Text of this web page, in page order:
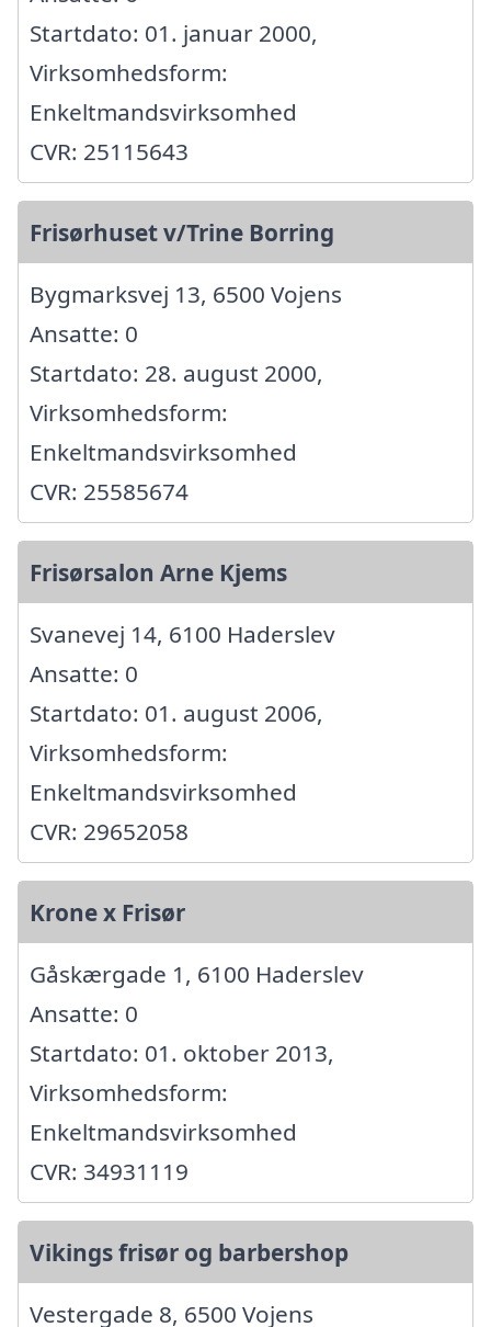
Startdato: 01. januar 2000,
Virksomhedsform:
Enkeltmandsvirksomhed
CVR: 25115643
Frisørhuset v/Trine Borring
Bygmarksvej 13, 6500 Vojens
Ansatte: 0
Startdato: 28. august 2000,
Virksomhedsform:
Enkeltmandsvirksomhed
CVR: 25585674
Frisørsalon Arne Kjems
Svanevej 14, 6100 Haderslev
Ansatte: 0
Startdato: 01. august 2006,
Virksomhedsform:
Enkeltmandsvirksomhed
CVR: 29652058
Krone x Frisør
Gåskærgade 1, 6100 Haderslev
Ansatte: 0
Startdato: 01. oktober 2013,
Virksomhedsform:
Enkeltmandsvirksomhed
CVR: 34931119
Vikings frisør og barbershop
Vestergade 8, 6500 Vojens